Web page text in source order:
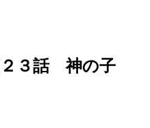
３話 神の子